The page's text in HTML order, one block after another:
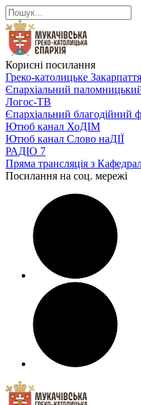
Корисні посилання
Греко-католицьке Закарпаття
Єпархіальний
Логос-ТВ
Єпархіальний
Ютюб канал ХоДІМ
Ютюб канал Слово наДІЇ
РАДІО 7
Пряма трансляція з
Посилання на соц. мережі